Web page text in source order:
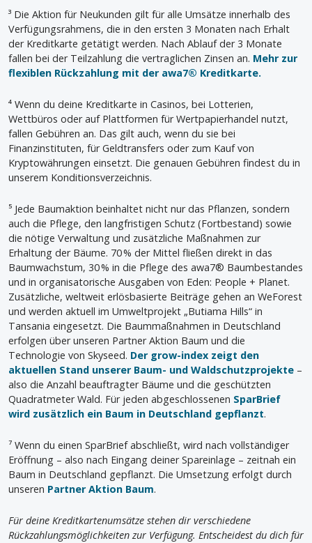
³ Die Aktion für Neukunden gilt für alle Umsätze innerhalb des
Verfügungsrahmens, die in den ersten 3 Monaten nach Erhalt
der Kreditkarte getätigt werden. Nach Ablauf der 3 Monate
fallen bei der Teilzahlung die vertraglichen Zinsen an. Mehr zur
flexiblen Rückzahlung mit der awa7® Kreditkarte.
⁴ Wenn du deine Kreditkarte in Casinos, bei Lotterien,
Wettbüros oder auf Plattformen für Wertpapierhandel nutzt,
fallen Gebühren an. Das gilt auch, wenn du sie bei
Finanzinstituten, für Geldtransfers oder zum Kauf von
Kryptowährungen einsetzt. Die genauen Gebühren findest du in
unserem Konditionsverzeichnis.
⁵ Jede Baumaktion beinhaltet nicht nur das Pflanzen, sondern
auch die Pflege, den langfristigen Schutz (Fortbestand) sowie
die nötige Verwaltung und zusätzliche Maßnahmen zur
Erhaltung der Bäume. 70 % der Mittel fließen direkt in das
Baumwachstum, 30 % in die Pflege des awa7® Baumbestandes
und in organisatorische Ausgaben von Eden: People + Planet.
Zusätzliche, weltweit erlösbasierte Beiträge gehen an WeForest
und werden aktuell im Umweltprojekt „Butiama Hills“ in
Tansania eingesetzt. Die Baummaßnahmen in Deutschland
erfolgen über unseren Partner Aktion Baum und die
Technologie von Skyseed. Der grow-index zeigt den
aktuellen Stand unserer Baum- und Waldschutzprojekte –
also die Anzahl beauftragter Bäume und die geschützten
Quadratmeter Wald. Für jeden abgeschlossenen SparBrief
wird zusätzlich ein Baum in Deutschland gepflanzt.
⁷ Wenn du einen SparBrief abschließt, wird nach vollständiger
Eröffnung – also nach Eingang deiner Spareinlage – zeitnah ein
Baum in Deutschland gepflanzt. Die Umsetzung erfolgt durch
unseren Partner Aktion Baum.
Für deine Kreditkartenumsätze stehen dir verschiedene
Rückzahlungsmöglichkeiten zur Verfügung. Entscheidest du dich für